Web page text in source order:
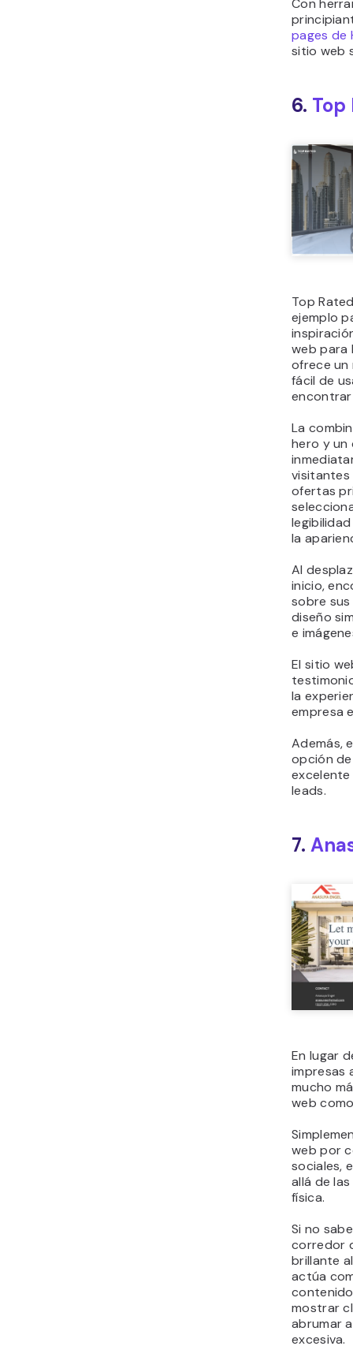
Con
pages de
sitio web
6. Top
Top
ejemplo
web para
ofrece un
fácil de
La
hero y
visitantes
ofertas
la
Al
inicio,
sobre
diseño
e
El sitio
la
empresa
Además,
opción
leads.
7.
En lugar
impresas
mucho
web
web por
sociales,
allá de
física.
Si no
corredor
brillante
actúa
mostrar
abrumar
excesiva.